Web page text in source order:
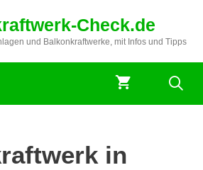
Check.de
und Balkonkraftwerke, mit Infos und Tipps
in